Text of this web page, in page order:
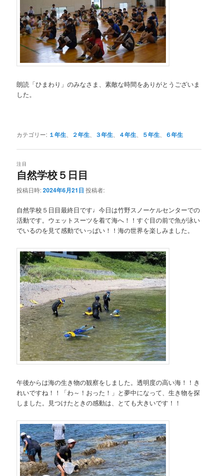
朗読「ひまわり」のみなさま、素敵な時間をありがとうございま
した。
カテゴリー: １年生 ２年生 ３年生 ４年生 ５年生 ６年生
自然学校５日目
注目
投稿日時:2024年6月21日 投稿者:
自然学校５日目最終日です♩今日は竹野スノーケルセンターでの
活動です。ウェットスーツを着て海へ！！すぐ目の前で魚が泳い
でいるのを見て感動でいっぱい！！海の世界を楽しみました。
午後からは海の生き物の観察をしました。透明度の高い海！！き
れいですね！！「わ～！おった！」と夢中になって、生き物を探
しました。見つけたときの感動は、とても大きいです！！